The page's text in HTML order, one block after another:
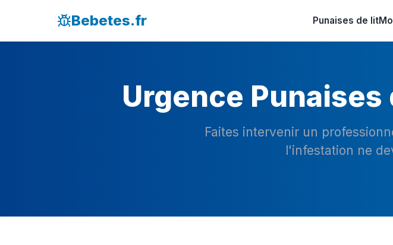
Bebetes.fr Punaises de lit
Urgence
Faites intervenir un
l'infestation ne